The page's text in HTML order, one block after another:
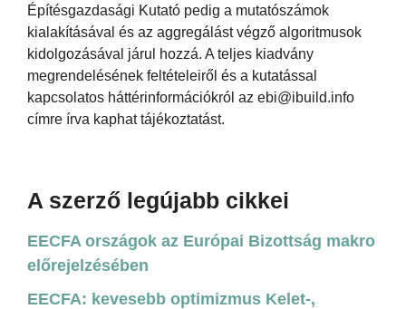
Építésgazdasági Kutató pedig a mutatószámok
kialakításával és az aggregálást végző algoritmusok
kidolgozásával járul hozzá. A teljes kiadvány
megrendelésének feltételeiről és a kutatással
kapcsolatos háttérinformációkról az ebi@ibuild.info
címre írva kaphat tájékoztatást.
A szerző legújabb cikkei
EECFA országok az Európai Bizottság makro
előrejelzésében
EECFA: kevesebb optimizmus Kelet-,